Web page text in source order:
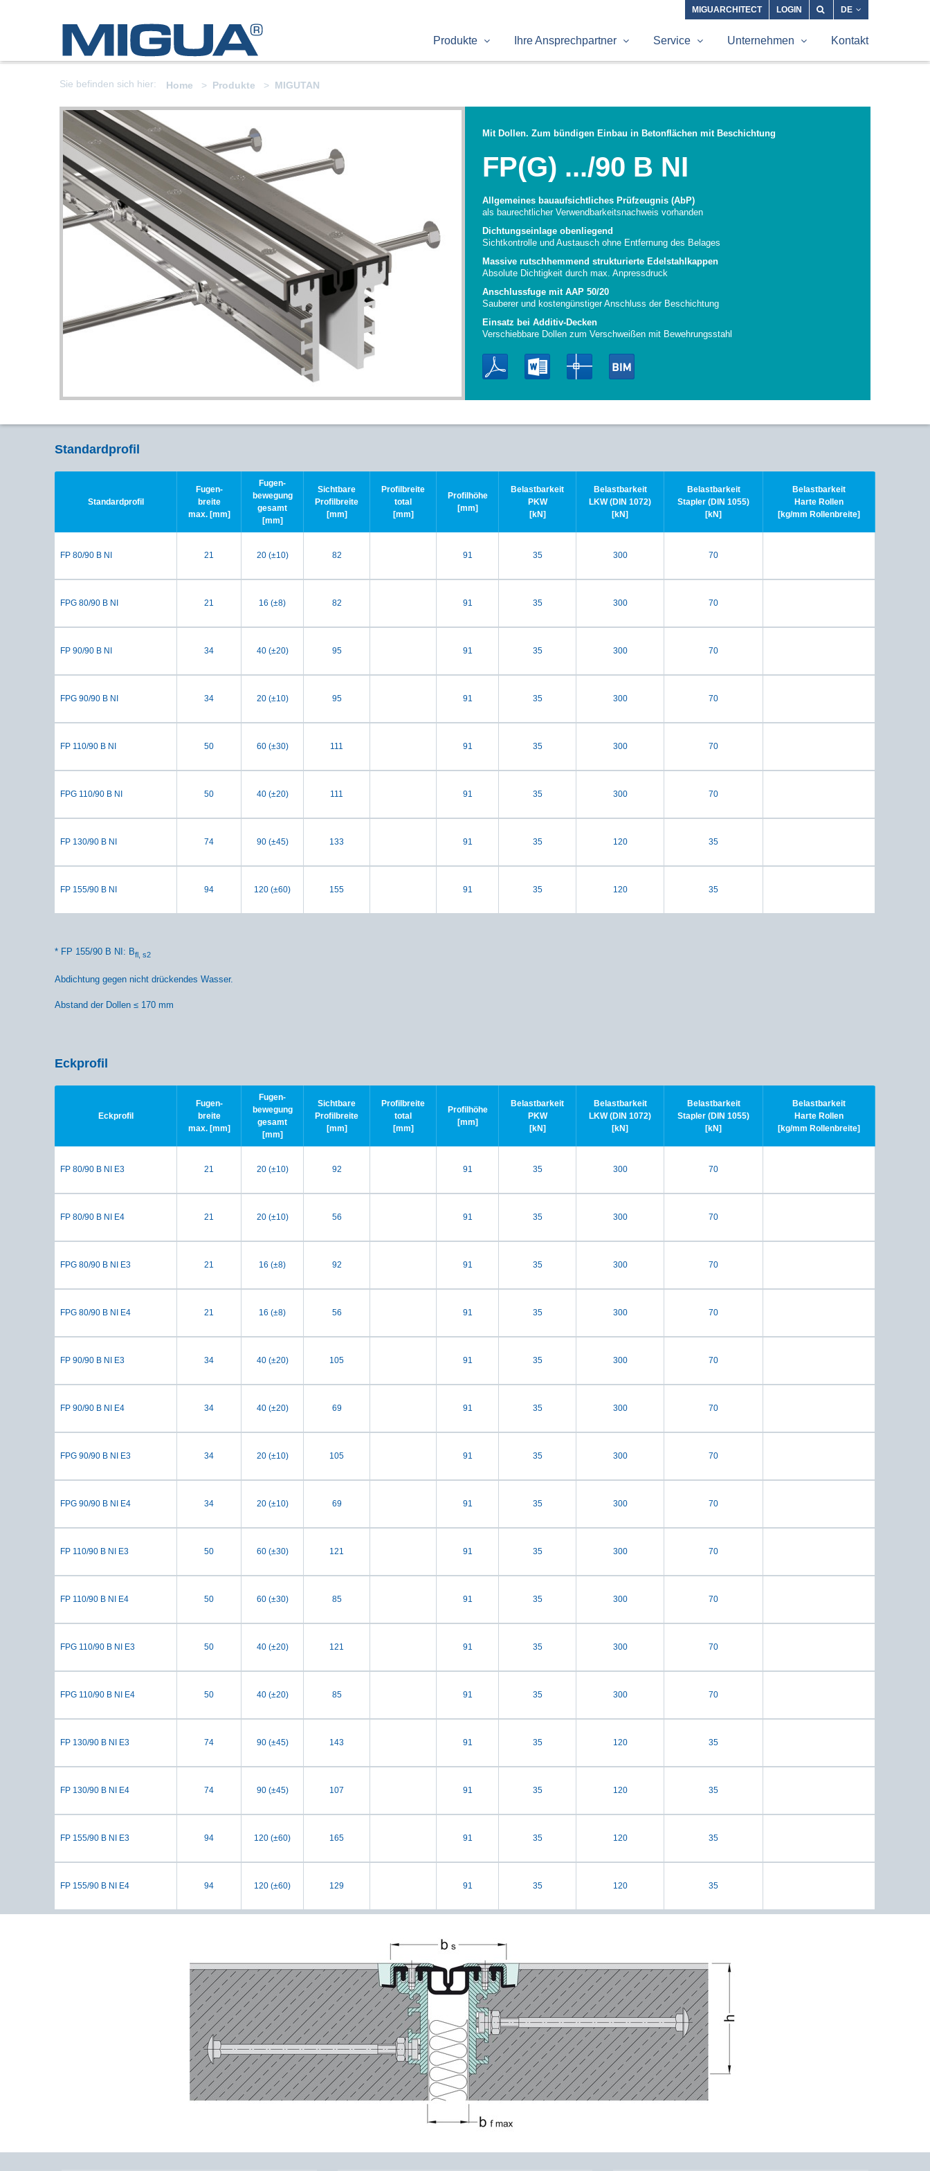
MIGUARCHITECT LOGIN DE
Produkte Ihre Ansprechpartner Service Unternehmen Kontakt
Sie befinden sich hier: Home Produkte MIGUTAN
Mit Dollen. Zum bündigen Einbau in Betonflächen mit Beschichtung
FP(G) .../90 B NI
Allgemeines bauaufsichtliches Prüfzeugnis (AbP)
als baurechtlicher Verwendbarkeitsnachweis vorhanden
Dichtungseinlage obenliegend
Sichtkontrolle und Austausch ohne Entfernung des Belages
Massive rutschhemmend strukturierte Edelstahlkappen
Absolute Dichtigkeit durch max. Anpressdruck
Anschlussfuge mit AAP 50/20
Sauberer und kostengünstiger Anschluss der Beschichtung
Einsatz bei Additiv-Decken
Verschiebbare Dollen zum Verschweißen mit Bewehrungsstahl
Standardprofil
Standardprofil
Fugen-
breite
max. [mm]
Fugen-
bewegung
gesamt
[mm]
Sichtbare
Profilbreite
[mm]
Profilbreite
total
[mm]
Profilhöhe
[mm]
Belastbarkeit
PKW
[kN]
Belastbarkeit
LKW (DIN 1072)
[kN]
Belastbarkeit
Stapler (DIN 1055)
[kN]
Belastbarkeit
Harte Rollen
[kg/mm Rollenbreite]
FP 80/90 B NI 21 20 (±10) 82 91 35 300 70
FPG 80/90 B NI 21 16 (±8) 82 91 35 300 70
FP 90/90 B NI 34 40 (±20) 95 91 35 300 70
FPG 90/90 B NI 34 20 (±10) 95 91 35 300 70
FP 110/90 B NI 50 60 (±30) 111 91 35 300 70
FPG 110/90 B NI 50 40 (±20) 111 91 35 300 70
FP 130/90 B NI 74 90 (±45) 133 91 35 120 35
FP 155/90 B NI 94 120 (±60) 155 91 35 120 35
* FP 155/90 B NI: Bfl, s2
Abdichtung gegen nicht drückendes Wasser.
Abstand der Dollen ≤ 170 mm
Eckprofil
Eckprofil
Fugen-
breite
max. [mm]
Fugen-
bewegung
gesamt
[mm]
Sichtbare
Profilbreite
[mm]
Profilbreite
total
[mm]
Profilhöhe
[mm]
Belastbarkeit
PKW
[kN]
Belastbarkeit
LKW (DIN 1072)
[kN]
Belastbarkeit
Stapler (DIN 1055)
[kN]
Belastbarkeit
Harte Rollen
[kg/mm Rollenbreite]
FP 80/90 B NI E3 21 20 (±10) 92 91 35 300 70
FP 80/90 B NI E4 21 20 (±10) 56 91 35 300 70
FPG 80/90 B NI E3 21 16 (±8) 92 91 35 300 70
FPG 80/90 B NI E4 21 16 (±8) 56 91 35 300 70
FP 90/90 B NI E3 34 40 (±20) 105 91 35 300 70
FP 90/90 B NI E4 34 40 (±20) 69 91 35 300 70
FPG 90/90 B NI E3 34 20 (±10) 105 91 35 300 70
FPG 90/90 B NI E4 34 20 (±10) 69 91 35 300 70
FP 110/90 B NI E3 50 60 (±30) 121 91 35 300 70
FP 110/90 B NI E4 50 60 (±30) 85 91 35 300 70
FPG 110/90 B NI E3 50 40 (±20) 121 91 35 300 70
FPG 110/90 B NI E4 50 40 (±20) 85 91 35 300 70
FP 130/90 B NI E3 74 90 (±45) 143 91 35 120 35
FP 130/90 B NI E4 74 90 (±45) 107 91 35 120 35
FP 155/90 B NI E3 94 120 (±60) 165 91 35 120 35
FP 155/90 B NI E4 94 120 (±60) 129 91 35 120 35